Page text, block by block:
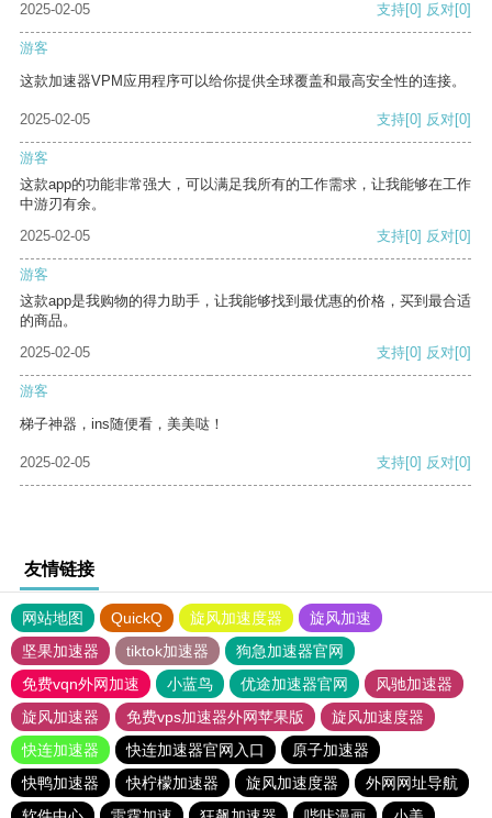
2025-02-05
支持[0] 反对[0]
游客
这款加速器VPM应用程序可以给你提供全球覆盖和最高安全性的连接。
2025-02-05 支持[0] 反对[0]
游客
这款app的功能非常强大，可以满足我所有的工作需求，让我能够在工作
中游刃有余。
2025-02-05
支持[0] 反对[0]
游客
这款app是我购物的得力助手，让我能够找到最优惠的价格，买到最合适
的商品。
2025-02-05
支持[0] 反对[0]
游客
梯子神器，ins随便看，美美哒！
2025-02-05 支持[0] 反对[0]
友情链接
网站地图 QuickQ 旋风加速度器
旋风加速
坚果加速器
tiktok加速器
狗急加速器官网
免费vqn外网加速
小蓝鸟 优途加速器官网
风驰加速器
旋风加速器
免费vps加速器外网苹果版
旋风加速度器
快连加速器
快连加速器官网入口
原子加速器
快鸭加速器
快柠檬加速器 旋风加速度器
外网网址导航